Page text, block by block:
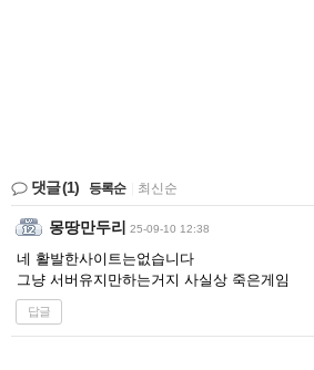
댓글(1) 등록순 최신순
몽땅만두리 25-09-10 12:38
네 활발한사이트는없습니다
그냥 서버유지만하는거지 사실상 죽은게임
답글